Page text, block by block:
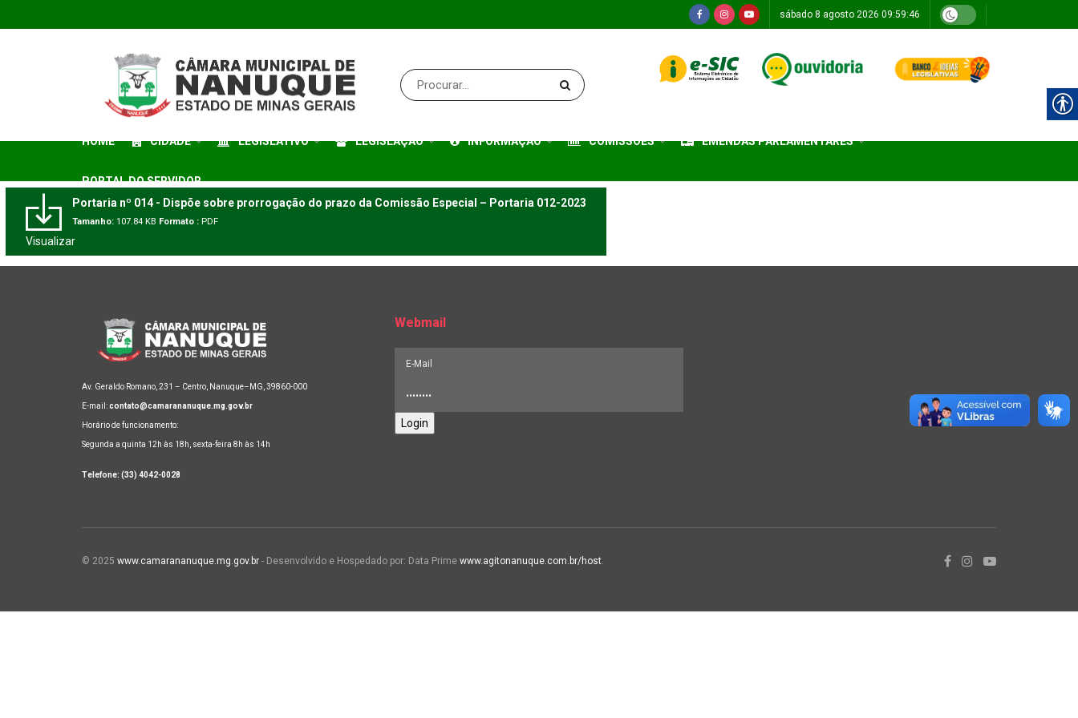
sábado 8 agosto 2026 09:59:46
HOME CIDADE LEGISLATIVO LEGISLAÇÃO INFORMAÇÃO COMISSÕES EMENDAS PARLAMENTARES
PORTAL DO SERVIDOR
Portaria nº 014 - Dispõe sobre prorrogação do prazo da Comissão Especial – Portaria 012-2023
Tamanho: 107.84 KB Formato : PDF
Visualizar
Av. Geraldo Romano, 231 – Centro, Nanuque–MG, 39860-000
E-mail:contato@camarananuque.mg.gov.br
Horário de funcionamento:
Segunda a quinta 12h às 18h, sexta-feira 8h às 14h
Telefone: (33) 4042-0028
Webmail
Login
© 2025 www.camarananuque.mg.gov.br - Desenvolvido e Hospedado por: Data Prime www.agitonanuque.com.br/host.